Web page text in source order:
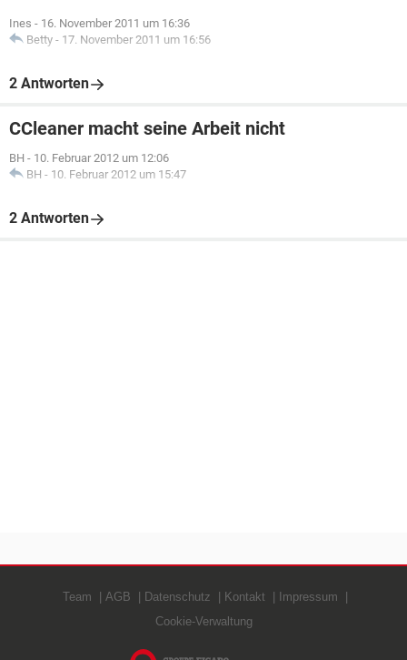
Ines - 16. November 2011 um 16:36
Betty - 17. November 2011 um 16:56
2 Antworten
CCleaner macht seine Arbeit nicht
BH - 10. Februar 2012 um 12:06
BH - 10. Februar 2012 um 15:47
2 Antworten
Team AGB Datenschutz Kontakt
Impressum
Cookie-Verwaltung